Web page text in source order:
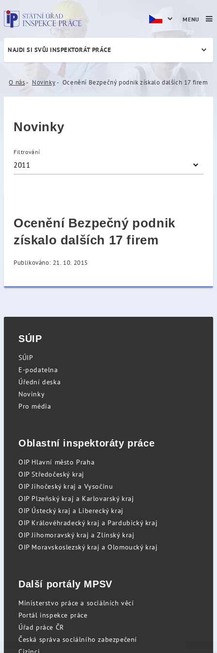
Ocenění Bezpečný podnik
NAJDI SI SVŮJ INSPEKTORÁT PRÁCE
O nás Novinky Ocenění Bezpečný podnik získalo dalších 17 firem
Novinky
Filtrování
2011
Ocenění Bezpečný podnik
získalo dalších 17 firem
Publikováno: 21. 10. 2015
MENU
SÚIP
SÚIP
E-podatelna
Úřední deska
Novinky
Pro média
Oblastní inspektoráty práce
OIP Hlavní město Praha
OIP Středočeský kraj
OIP Jihočeský kraj a Vysočinu
OIP Plzeňský kraj a Karlovarský kraj
OIP Ústecký kraj a Liberecký kraj
OIP Královéhradecký kraj a Pardubický kraj
OIP Jihomoravský kraj a Zlínský kraj
OIP Moravskoslezský kraj a Olomoucký kraj
Další portály MPSV
Ministerstvo práce a sociálních věcí
Portál inspekce práce
Úřad práce ČR
Česká správa sociálního zabezpečení